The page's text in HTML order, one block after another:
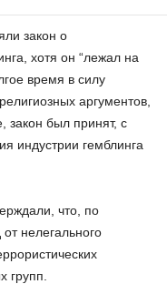
закон о
хотя он “лежал на
время в силу
аргументов,
закон был принят, с
индустрии гемблинга
что, по
нелегального
групп.